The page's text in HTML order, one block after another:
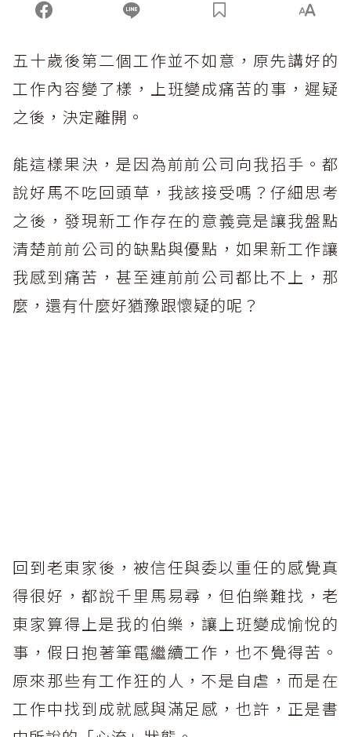
五十歲後第二個工作並不如意，原先講好的
工作內容變了樣，上班變成痛苦的事，遲疑
之後，決定離開。
能這樣果決，是因為前前公司向我招手。都
說好馬不吃回頭草，我該接受嗎？仔細思考
之後，發現新工作存在的意義竟是讓我盤點
清楚前前公司的缺點與優點，如果新工作讓
我感到痛苦，甚至連前前公司都比不上，那
麼，還有什麼好猶豫跟懷疑的呢？
回到老東家後，被信任與委以重任的感覺真
得很好，都說千里馬易尋，但伯樂難找，老
東家算得上是我的伯樂，讓上班變成愉悅的
事，假日抱著筆電繼續工作，也不覺得苦。
原來那些有工作狂的人，不是自虐，而是在
工作中找到成就感與滿足感，也許，正是書